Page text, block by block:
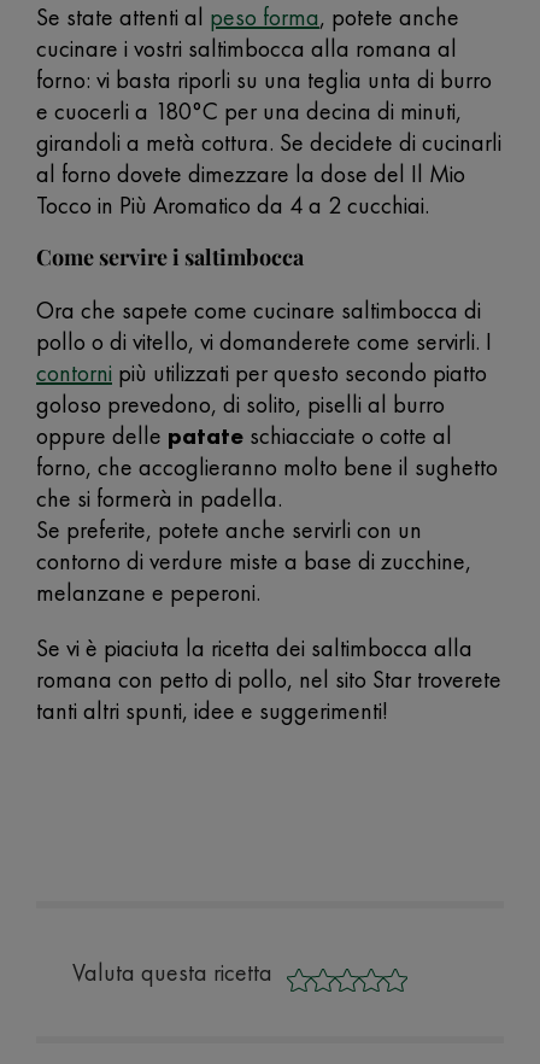
Se state attenti al peso forma, potete anche
cucinare i vostri saltimbocca alla romana al
forno: vi basta riporli su una teglia unta di burro
e cuocerli a 180°C per una decina di minuti,
girandoli a metà cottura. Se decidete di cucinarli
al forno dovete dimezzare la dose del Il Mio
Tocco in Più Aromatico da 4 a 2 cucchiai.
Come servire i saltimbocca
Ora che sapete come cucinare saltimbocca di
pollo o di vitello, vi domanderete come servirli. I
contorni più utilizzati per questo secondo piatto
goloso prevedono, di solito, piselli al burro
oppure delle patate schiacciate o cotte al
forno, che accoglieranno molto bene il sughetto
che si formerà in padella.
Se preferite, potete anche servirli con un
contorno di verdure miste a base di zucchine,
melanzane e peperoni.
Se vi è piaciuta la ricetta dei saltimbocca alla
romana con petto di pollo, nel sito Star troverete
tanti altri spunti, idee e suggerimenti!
Valuta questa ricetta